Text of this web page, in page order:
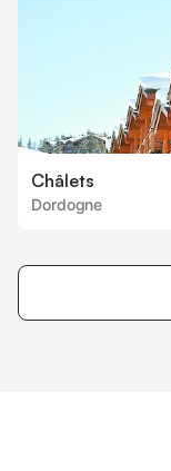
Châlets
Dordogne